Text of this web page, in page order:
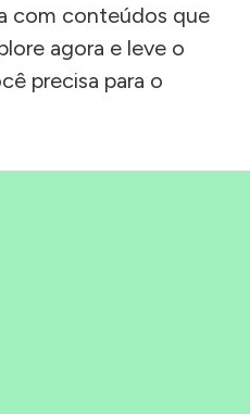
com conteúdos que
agora e leve o
precisa para o